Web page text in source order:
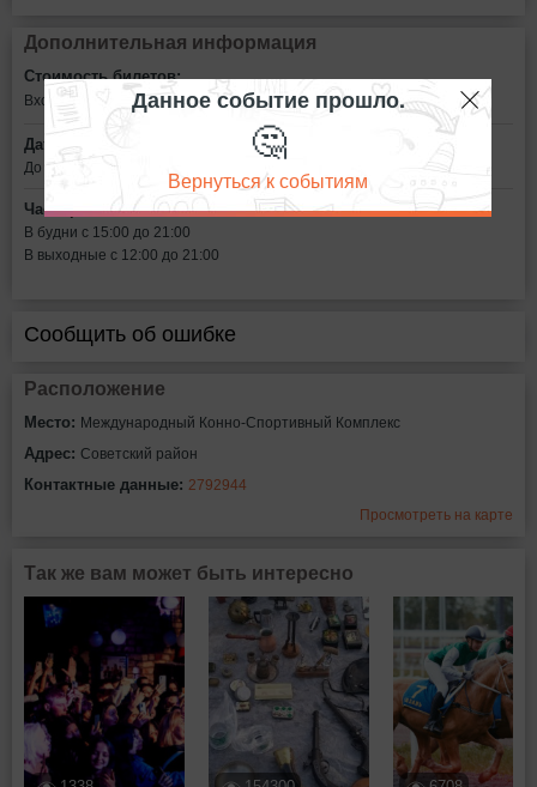
Дополнительная информация
Стоимость билетов:
Вход свободный
Дата:
До 15 января
Часы работы:
В будни с 15:00 до 21:00
В выходные с 12:00 до 21:00
Сообщить об ошибке
Расположение
Место: Международный Конно-Спортивный Комплекс
Адрес: Советский район
Контактные данные: 2792944
Просмотреть на карте
Так же вам может быть интересно
Данное событие прошло.
🤔
Вернуться к событиям